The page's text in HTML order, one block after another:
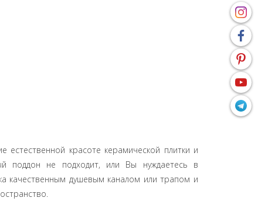
красоте керамической плитки и
поддон не подходит, или Вы нуждаетесь в
качественным душевым каналом или трапом и